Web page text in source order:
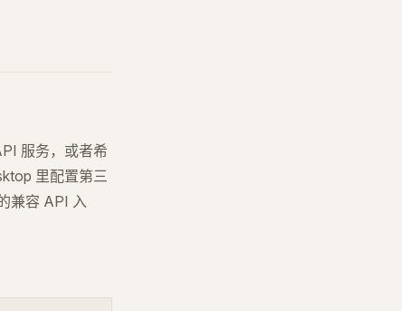
服务，或者希
里配置第三
兼容 API 入